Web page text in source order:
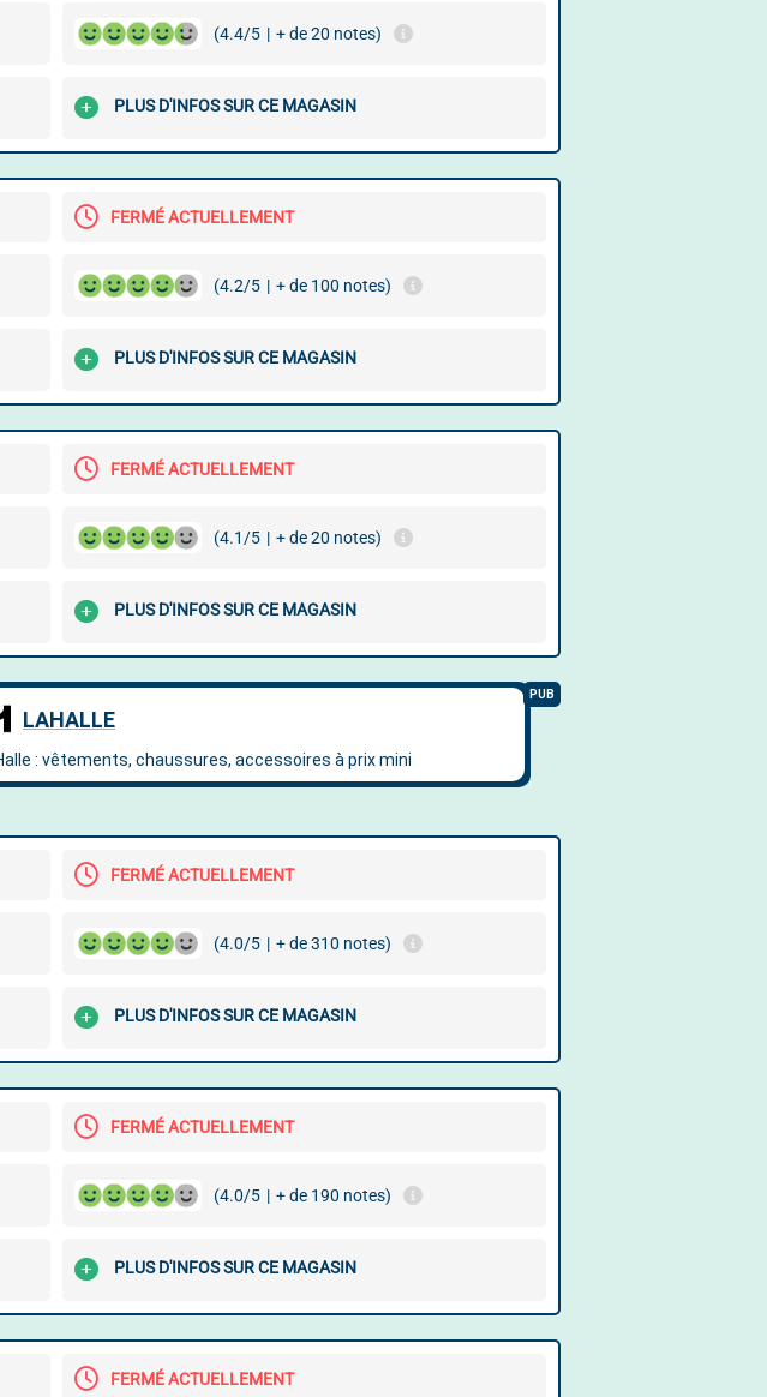
(4.4/5 | + de 20 notes)
PLUS D'INFOS SUR CE MAGASIN
FERMÉ ACTUELLEMENT
(4.2/5 | + de 100 notes)
PLUS D'INFOS SUR CE MAGASIN
FERMÉ ACTUELLEMENT
(4.1/5 | + de 20 notes)
PLUS D'INFOS SUR CE MAGASIN
FERMÉ ACTUELLEMENT
(4.0/5 | + de 310 notes)
PLUS D'INFOS SUR CE MAGASIN
FERMÉ ACTUELLEMENT
(4.0/5 | + de 190 notes)
PLUS D'INFOS SUR CE MAGASIN
FERMÉ ACTUELLEMENT